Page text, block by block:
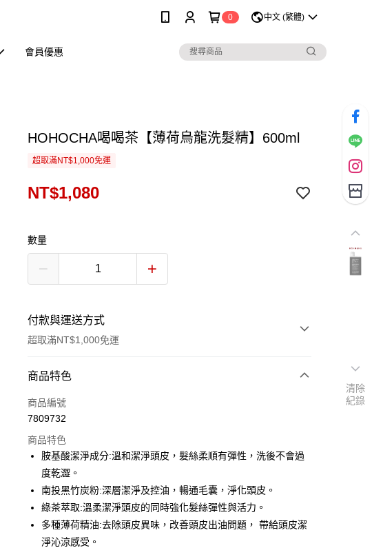
0 中文 (繁體)
會員優惠
HOHOCHA喝喝茶【薄荷烏龍洗髮精】600ml
超取滿NT$1,000免運
NT$1,080
數量
付款與運送方式
超取滿NT$1,000免運
付款方式
信用卡一次付款
LINE Pay
Apple Pay
Google Pay
ATM付款
商品特色
商品編號
7809732
商品特色
胺基酸潔淨成分:溫和潔淨頭皮，髮絲柔順有彈性，洗後不會過
度乾澀。
南投黑竹炭粉:深層潔淨及控油，暢通毛囊，淨化頭皮。
綠茶萃取:溫柔潔淨頭皮的同時強化髮絲彈性與活力。
多種薄荷精油:去除頭皮異味，改善頭皮出油問題， 帶給頭皮潔
淨沁涼感受。
清除
紀錄